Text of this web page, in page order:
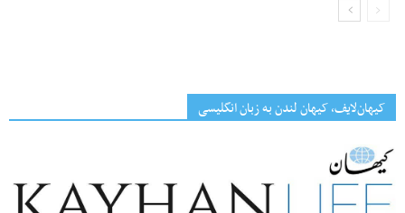
کیهان‌لایف، کیهان لندن به زبان انگلیسی